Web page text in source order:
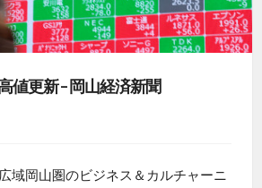
値更新 – 岡山経済新聞
域岡山圏のビジネス＆カルチャーニ